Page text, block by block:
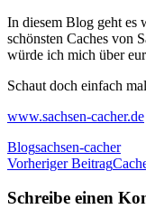
In diesem Blog geht es
schönsten Caches von
würde ich mich über
Schaut doch einfach
www.sachsen-cacher.de
Blogsachsen-cacher
Beitrags-
Navigation
Vorheriger Beitrag
Schreibe einen